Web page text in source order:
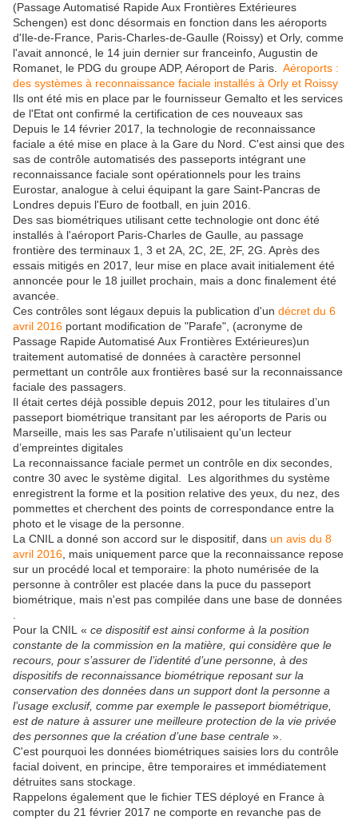
(Passage Automatisé Rapide Aux Frontières Extérieures
Schengen) est donc désormais en fonction dans les aéroports
d'Ile-de-France, Paris-Charles-de-Gaulle (Roissy) et Orly, comme
l'avait annoncé, le 14 juin dernier sur franceinfo, Augustin de
Romanet, le PDG du groupe ADP, Aéroport de Paris. Aéroports :
des systèmes à reconnaissance faciale installés à Orly et Roissy
Ils ont été mis en place par le fournisseur Gemalto et les services
de l'Etat ont confirmé la certification de ces nouveaux sas
Depuis le 14 février 2017, la technologie de reconnaissance
faciale a été mise en place à la Gare du Nord. C'est ainsi que des
sas de contrôle automatisés des passeports intégrant une
reconnaissance faciale sont opérationnels pour les trains
Eurostar, analogue à celui équipant la gare Saint-Pancras de
Londres depuis l'Euro de football, en juin 2016.
Des sas biométriques utilisant cette technologie ont donc été
installés à l'aéroport Paris-Charles de Gaulle, au passage
frontière des terminaux 1, 3 et 2A, 2C, 2E, 2F, 2G. Après des
essais mitigés en 2017, leur mise en place avait initialement été
annoncée pour le 18 juillet prochain, mais a donc finalement été
avancée.
Ces contrôles sont légaux depuis la publication d'un décret du 6
avril 2016 portant modification de "Parafe", (acronyme de
Passage Rapide Automatisé Aux Frontières Extérieures)un
traitement automatisé de données à caractère personnel
permettant un contrôle aux frontières basé sur la reconnaissance
faciale des passagers.
Il était certes déjà possible depuis 2012, pour les titulaires d’un
passeport biométrique transitant par les aéroports de Paris ou
Marseille, mais les sas Parafe n'utilisaient qu'un lecteur
d’empreintes digitales
La reconnaissance faciale permet un contrôle en dix secondes,
contre 30 avec le système digital. Les algorithmes du système
enregistrent la forme et la position relative des yeux, du nez, des
pommettes et cherchent des points de correspondance entre la
photo et le visage de la personne.
La CNIL a donné son accord sur le dispositif, dans un avis du 8
avril 2016 , mais uniquement parce que la reconnaissance repose
sur un procédé local et temporaire: la photo numérisée de la
personne à contrôler est placée dans la puce du passeport
biométrique, mais n'est pas compilée dans une base de données
Pour la CNIL « ce dispositif est ainsi conforme à la position
constante de la commission en la matière, qui considère que le
recours, pour s’assurer de l’identité d’une personne, à des
dispositifs de reconnaissance biométrique reposant sur la
conservation des données dans un support dont la personne a
l’usage exclusif, comme par exemple le passeport biométrique,
est de nature à assurer une meilleure protection de la vie privée
des personnes que la création d’une base centrale ».
C'est pourquoi les données biométriques saisies lors du contrôle
facial doivent, en principe, être temporaires et immédiatement
détruites sans stockage.
Rappelons également que le fichier TES déployé en France à
compter du 21 février 2017 ne comporte en revanche pas de